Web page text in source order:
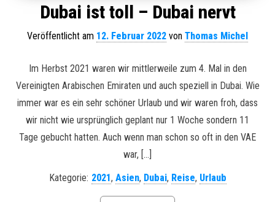
Dubai ist toll – Dubai nervt
Veröffentlicht am 12. Februar 2022 von Thomas Michel
Im Herbst 2021 waren wir mittlerweile zum 4. Mal in den
Vereinigten Arabischen Emiraten und auch speziell in Dubai. Wie
immer war es ein sehr schöner Urlaub und wir waren froh, dass
wir nicht wie ursprünglich geplant nur 1 Woche sondern 11
Tage gebucht hatten. Auch wenn man schon so oft in den VAE
war, […]
Kategorie: 2021, Asien, Dubai, Reise, Urlaub